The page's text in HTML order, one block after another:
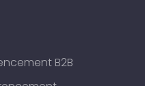
B2B